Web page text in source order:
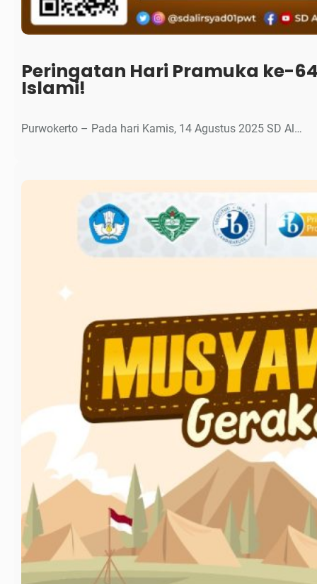
Peringatan Hari Pramuka ke-
Islami!
Purwokerto – Pada hari Kamis, 14 Agustus 2025 SD Al…